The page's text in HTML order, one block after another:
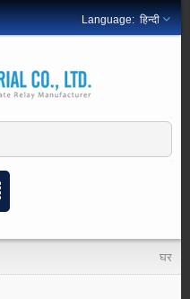
हिन्दी
घर